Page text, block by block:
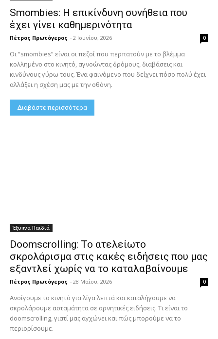
Smombies: Η επικίνδυνη συνήθεια που
έχει γίνει καθημερινότητα
Πέτρος Πρωτόγερος - 2 Ιουνίου, 2026 0
Οι “smombies” είναι οι πεζοί που περπατούν με το βλέμμα
κολλημένο στο κινητό, αγνοώντας δρόμους, διαβάσεις και
κινδύνους γύρω τους. Ένα φαινόμενο που δείχνει πόσο πολύ έχει
αλλάξει η σχέση μας με την οθόνη.
Διαβάστε περισσότερα
Έξυπνα Παιδιά
Doomscrolling: Το ατελείωτο
σκρολάρισμα στις κακές ειδήσεις που μας
εξαντλεί χωρίς να το καταλαβαίνουμε
Πέτρος Πρωτόγερος - 28 Μαΐου, 2026 0
Ανοίγουμε το κινητό για λίγα λεπτά και καταλήγουμε να
σκρολάρουμε ασταμάτητα σε αρνητικές ειδήσεις. Τι είναι το
doomscrolling, γιατί μας αγχώνει και πώς μπορούμε να το
περιορίσουμε.